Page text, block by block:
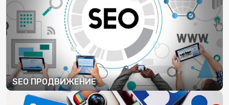
SEO ПРОДВИЖЕНИЕ
ПОДРОБНЕЕ